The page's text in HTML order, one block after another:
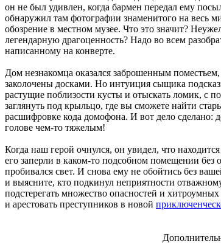
он не был удивлен, когда бармен передал ему
обнаружил там фотографии знаменитого на весь
обозрение в местном музее. Что это значит?
легендарную драгоценность? Надо во всем
написанному на конверте.
Дом незнакомца оказался заброшенным
заколочены досками. Но интуиция сыщика
растущие поблизости кусты и отыскать ломик, с
заглянуть под крыльцо, где вы сможете найти
расшифровке кода домофона. И вот дело сделано:
голове чем-то тяжелым!
Когда наш герой очнулся, он увидел, что
его заперли в каком-то подсобном помещении
пробивался свет. И снова ему не обойтись без
и выясните, кто подкинул неприятности
подстерегать множество опасностей и
и арестовать преступников в новой